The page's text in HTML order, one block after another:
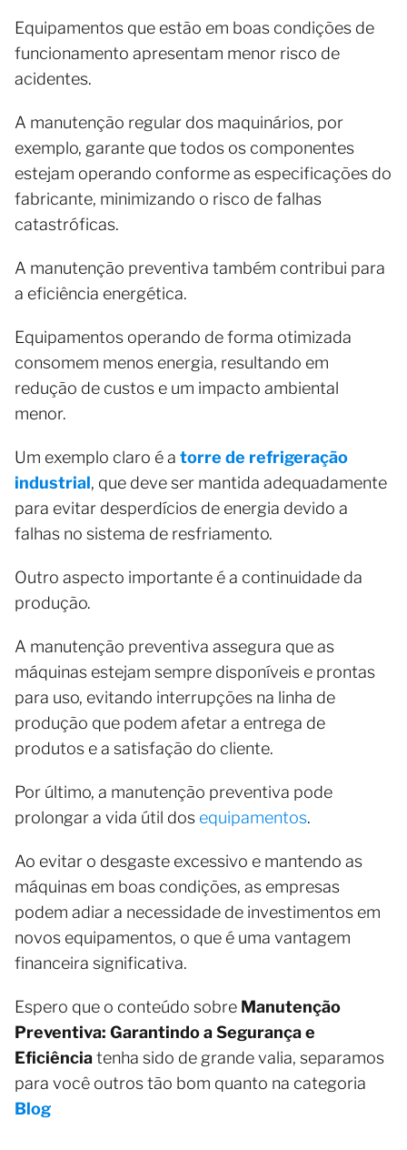
Equipamentos que estão em boas condições de
funcionamento apresentam menor risco de
acidentes.
A manutenção regular dos maquinários, por
exemplo, garante que todos os componentes
estejam operando conforme as especificações do
fabricante, minimizando o risco de falhas
catastróficas.
A manutenção preventiva também contribui para
a eficiência energética.
Equipamentos operando de forma otimizada
consomem menos energia, resultando em
redução de custos e um impacto ambiental
menor.
Um exemplo claro é a torre de refrigeração
industrial, que deve ser mantida adequadamente
para evitar desperdícios de energia devido a
falhas no sistema de resfriamento.
Outro aspecto importante é a continuidade da
produção.
A manutenção preventiva assegura que as
máquinas estejam sempre disponíveis e prontas
para uso, evitando interrupções na linha de
produção que podem afetar a entrega de
produtos e a satisfação do cliente.
Por último, a manutenção preventiva pode
prolongar a vida útil dos equipamentos.
Ao evitar o desgaste excessivo e mantendo as
máquinas em boas condições, as empresas
podem adiar a necessidade de investimentos em
novos equipamentos, o que é uma vantagem
financeira significativa.
Espero que o conteúdo sobre Manutenção
Preventiva: Garantindo a Segurança e
Eficiênciatenha sido de grande valia, separamos
para você outros tão bom quanto na categoria
Blog